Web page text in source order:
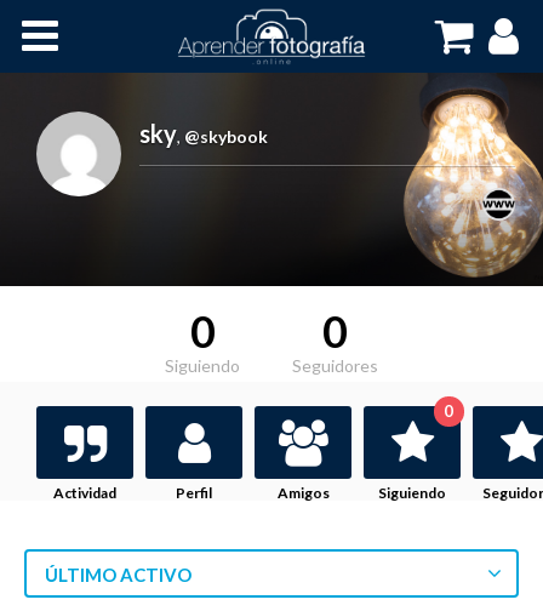
Cursos OnLine
sky, @skybook
0
Siguiendo
0
Seguidores
Actividad Perfil Amigos Siguiendo
0
ÚLTIMO ACTIVO